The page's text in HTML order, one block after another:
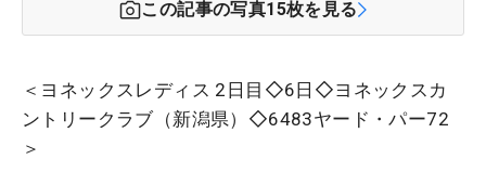
この記事の写真15枚を見る
＜ヨネックスレディス 2日目◇6日◇ヨネックスカ
ントリークラブ（新潟県）◇6483ヤード・パー72
＞